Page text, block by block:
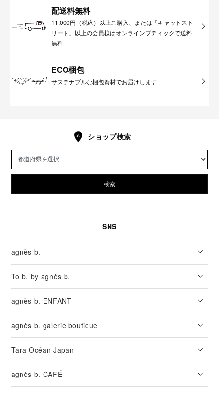
配送料無料
11,000円（税込）以上ご購入、または「キャットスト
リート」以上の会員様はオンラインブティックで送料
無料
ECO梱包
サステナブルな梱包資材でお届けします
ショップ検索
検索
SNS
agnès b.
To b. by agnès b.
agnès b. ENFANT
agnès b. galerie boutique
Tara Océan Japan
agnès b. CAFÉ